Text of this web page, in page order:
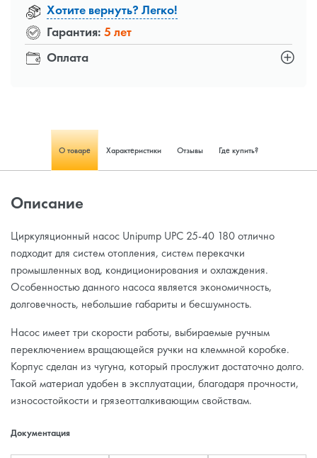
Оплата
Хотите вернуть? Легко!
Гарантия: 5 лет
О товаре Характеристики Отзывы Где купить?
Описание
Циркуляционный насос Unipump UPC 25-40 180 отлично
подходит для систем отопления, систем перекачки
промышленных вод, кондиционирования и охлаждения.
Особенностью данного насоса является экономичность,
долговечность, небольшие габариты и бесшумность.
Насос имеет три скорости работы, выбираемые ручным
переключением вращающейся ручки на клеммной коробке.
Корпус сделан из чугуна, который прослужит достаточно долго.
Такой материал удобен в эксплуатации, благодаря прочности,
износостойкости и грязеотталкивающим свойствам.
Документация